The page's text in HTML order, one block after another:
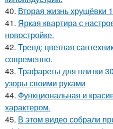
40. Вторая жизнь хрущёвки
41. Яркая квартира с
новостройке.
42. Тренд: цветная
современно.
43. Трафареты для плитки
узоры своими руками
44. Функциональная и
характером.
45. В этом видео собрали